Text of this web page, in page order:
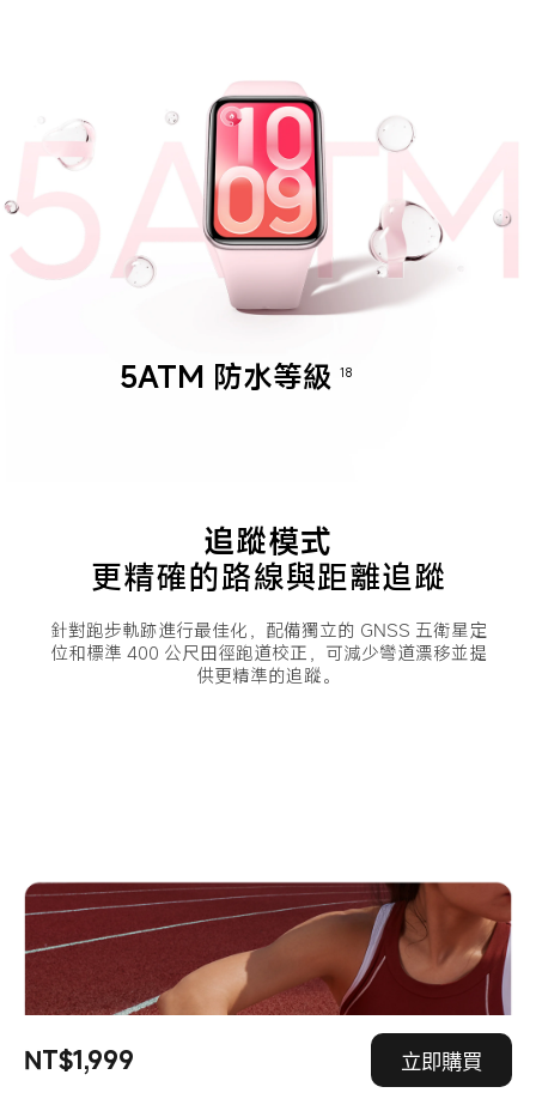
NT$1,999 立即購買
5ATM 防水等級 18
追蹤模式
更精確的路線與距離追蹤
針對跑步軌跡進行最佳化，配備獨立的 GNSS 五衛星定
位和標準 400 公尺田徑跑道校正，可減少彎道漂移並提
供更精準的追蹤。